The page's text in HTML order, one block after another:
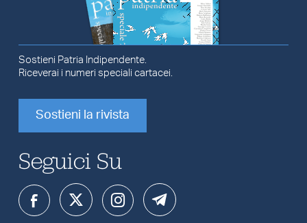
Sostieni Patria Indipendente.
Riceverai i numeri speciali cartacei.
Sostieni la rivista
Seguici Su